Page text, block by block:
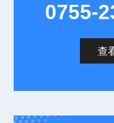
0755-
查